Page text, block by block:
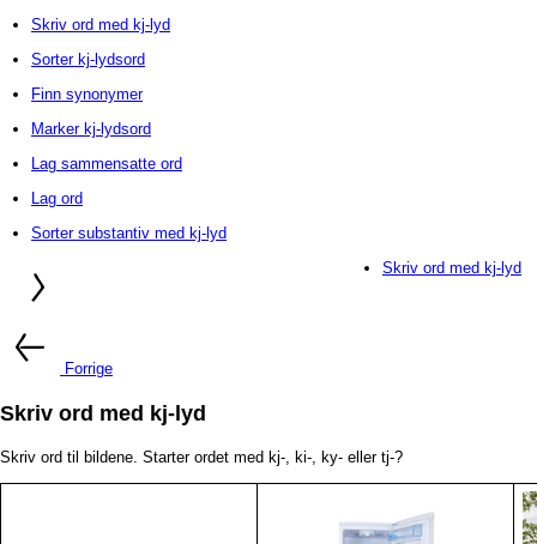
Skriv ord med kj-lyd
Sorter kj-lydsord
Finn synonymer
Marker kj-lydsord
Lag sammensatte ord
Lag ord
Sorter substantiv med kj-lyd
Skriv ord med kj-lyd
Forrige
Skriv ord med kj-lyd
Skriv ord til bildene. Starter ordet med kj-, ki-, ky- eller tj-?